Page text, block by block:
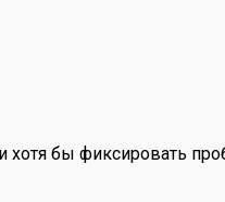
хотя бы фиксировать